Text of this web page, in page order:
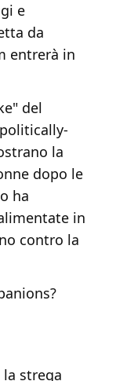
e
da
entrerà in
del
la
dopo le
ha
in
contro la
la strega